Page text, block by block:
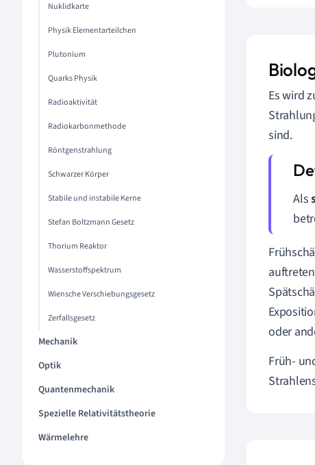
Nuklidkarte
Physik Elementarteilchen
Plutonium
Quarks Physik
Radioaktivität
Radiokarbonmethode
Röntgenstrahlung
Schwarzer Körper
Stabile und instabile Kerne
Stefan Boltzmann Gesetz
Thorium Reaktor
Wasserstoffspektrum
Wiensche Verschiebungsgesetz
Zerfallsgesetz
Mechanik
Optik
Quantenmechanik
Spezielle Relativitätstheorie
Wärmelehre
Es wird
sind.
Als
oder
Früh-